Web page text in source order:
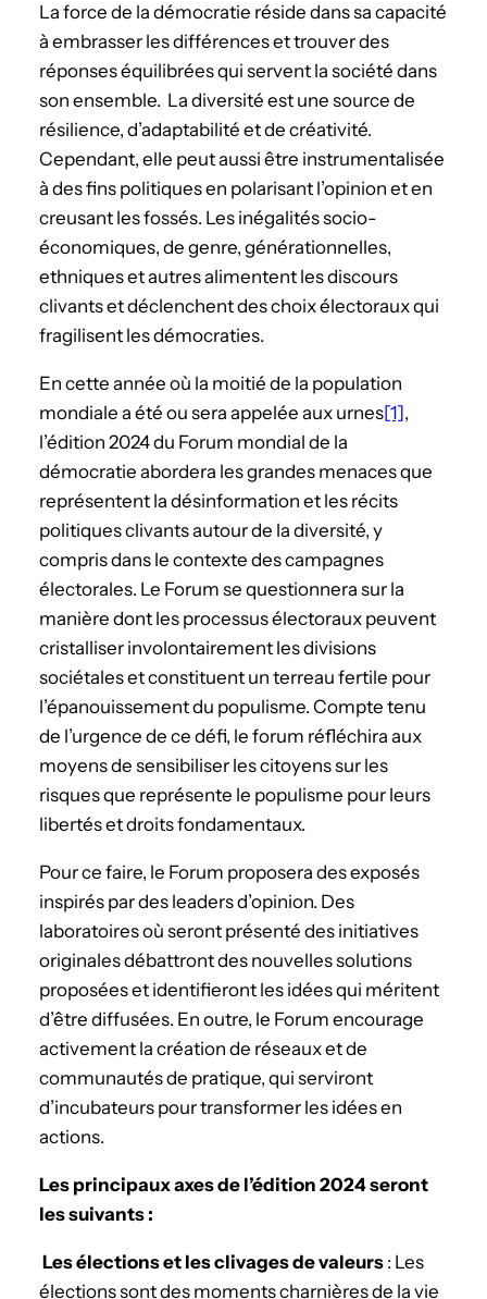
La force de la démocratie réside dans sa capacité
à embrasser les différences et trouver des
réponses équilibrées qui servent la société dans
son ensemble. La diversité est une source de
résilience, d’adaptabilité et de créativité.
Cependant, elle peut aussi être instrumentalisée
à des fins politiques en polarisant l’opinion et en
creusant les fossés. Les inégalités socio-
économiques, de genre, générationnelles,
ethniques et autres alimentent les discours
clivants et déclenchent des choix électoraux qui
fragilisent les démocraties.
En cette année où la moitié de la population
mondiale a été ou sera appelée aux urnes[1],
l’édition 2024 du Forum mondial de la
démocratie abordera les grandes menaces que
représentent la désinformation et les récits
politiques clivants autour de la diversité, y
compris dans le contexte des campagnes
électorales. Le Forum se questionnera sur la
manière dont les processus électoraux peuvent
cristalliser involontairement les divisions
sociétales et constituent un terreau fertile pour
l’épanouissement du populisme. Compte tenu
de l’urgence de ce défi, le forum réfléchira aux
moyens de sensibiliser les citoyens sur les
risques que représente le populisme pour leurs
libertés et droits fondamentaux.
Pour ce faire, le Forum proposera des exposés
inspirés par des leaders d’opinion. Des
laboratoires où seront présenté des initiatives
originales débattront des nouvelles solutions
proposées et identifieront les idées qui méritent
d’être diffusées. En outre, le Forum encourage
activement la création de réseaux et de
communautés de pratique, qui serviront
d’incubateurs pour transformer les idées en
actions.
Les principaux axes de l’édition 2024 seront
les suivants :
Les élections et les clivages devaleurs : Les
élections sont des moments charnières de la vie